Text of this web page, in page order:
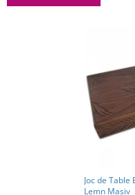
Joc de
Lemn Masiv